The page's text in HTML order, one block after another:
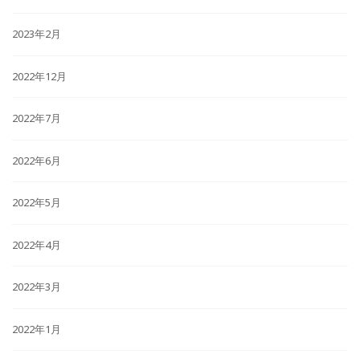
2023年2月
2022年12月
2022年7月
2022年6月
2022年5月
2022年4月
2022年3月
2022年1月